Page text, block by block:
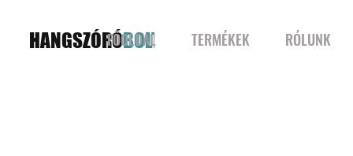
HANGSZÓRÓBOLT
FŐOLDAL TERMÉKEK RÓLUNK